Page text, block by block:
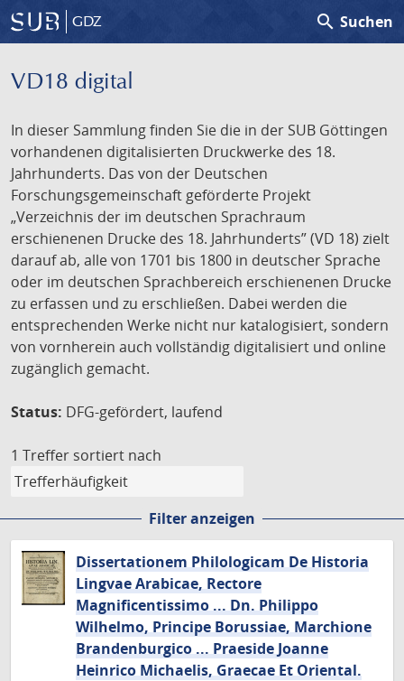
GDZ search Suchen
VD18 digital
In dieser Sammlung finden Sie die in der SUB Göttingen
vorhandenen digitalisierten Druckwerke des 18.
Jahrhunderts. Das von der Deutschen
Forschungsgemeinschaft geförderte Projekt
„Verzeichnis der im deutschen Sprachraum
erschienenen Drucke des 18. Jahrhunderts” (VD 18) zielt
darauf ab, alle von 1701 bis 1800 in deutscher Sprache
oder im deutschen Sprachbereich erschienenen Drucke
zu erfassen und zu erschließen. Dabei werden die
entsprechenden Werke nicht nur katalogisiert, sondern
von vornherein auch vollständig digitalisiert und online
zugänglich gemacht.
Status: DFG-gefördert, laufend
1 Treffer sortiert nach
Filter anzeigen
Dissertationem Philologicam De Historia
Lingvae Arabicae, Rectore
Magnificentissimo ... Dn. Philippo
Wilhelmo, Principe Borussiae, Marchione
Brandenburgico ... Praeside Joanne
Heinrico Michaelis, Graecae Et Oriental.